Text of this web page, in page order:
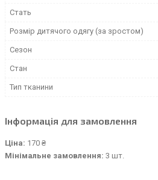
Стать
Розмір дитячого одягу (за зростом)
Сезон
Стан
Тип тканини
Інформація для замовлення
Ціна: 170 ₴
Мінімальне замовлення: 3 шт.